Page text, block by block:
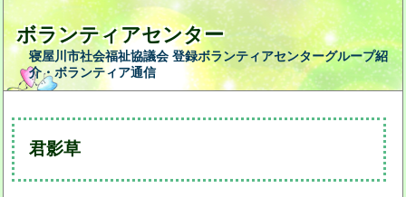
ボランティアセンター
寝屋川市社会福祉協議会 登録ボランティアセンターグループ紹
介・ボランティア通信
君影草